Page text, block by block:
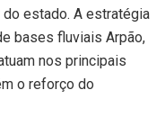
estado. A estratégia
bases fluviais Arpão,
nos principais
o reforço do